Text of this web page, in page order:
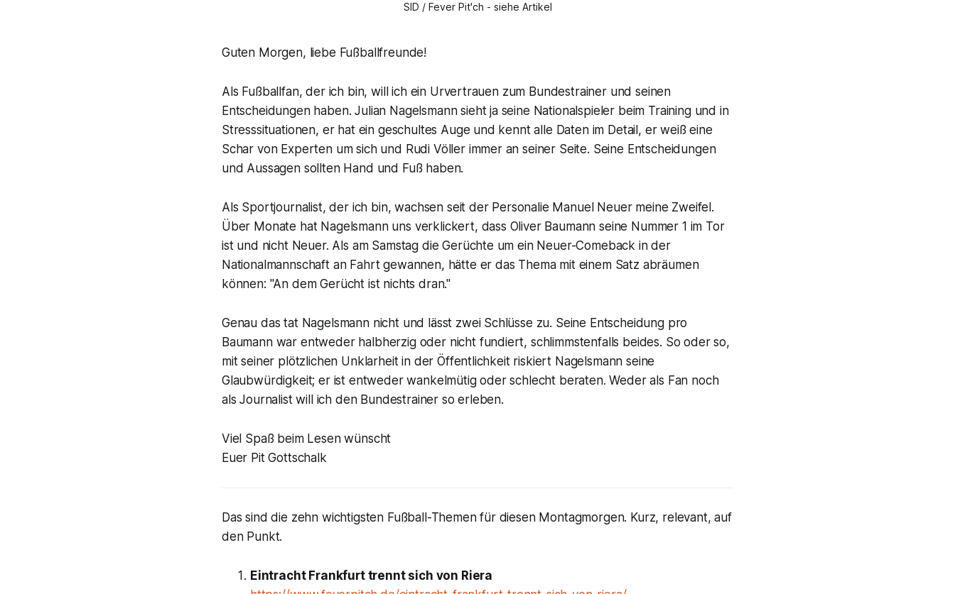
SID / Fever Pit'ch - siehe Artikel
Guten Morgen, liebe Fußballfreunde!
Als Fußballfan, der ich bin, will ich ein Urvertrauen zum Bundestrainer und seinen
Entscheidungen haben. Julian Nagelsmann sieht ja seine Nationalspieler beim Training und in
Stresssituationen, er hat ein geschultes Auge und kennt alle Daten im Detail, er weiß eine
Schar von Experten um sich und Rudi Völler immer an seiner Seite. Seine Entscheidungen
und Aussagen sollten Hand und Fuß haben.
Als Sportjournalist, der ich bin, wachsen seit der Personalie Manuel Neuer meine Zweifel.
Über Monate hat Nagelsmann uns verklickert, dass Oliver Baumann seine Nummer 1 im Tor
ist und nicht Neuer. Als am Samstag die Gerüchte um ein Neuer-Comeback in der
Nationalmannschaft an Fahrt gewannen, hätte er das Thema mit einem Satz abräumen
können: "An dem Gerücht ist nichts dran."
Genau das tat Nagelsmann nicht und lässt zwei Schlüsse zu. Seine Entscheidung pro
Baumann war entweder halbherzig oder nicht fundiert, schlimmstenfalls beides. So oder so,
mit seiner plötzlichen Unklarheit in der Öffentlichkeit riskiert Nagelsmann seine
Glaubwürdigkeit; er ist entweder wankelmütig oder schlecht beraten. Weder als Fan noch
als Journalist will ich den Bundestrainer so erleben.
Viel Spaß beim Lesen wünscht
Euer Pit Gottschalk
Das sind die zehn wichtigsten Fußball-Themen für diesen Montagmorgen. Kurz, relevant, auf
den Punkt.
Eintracht Frankfurt trennt sich von Riera